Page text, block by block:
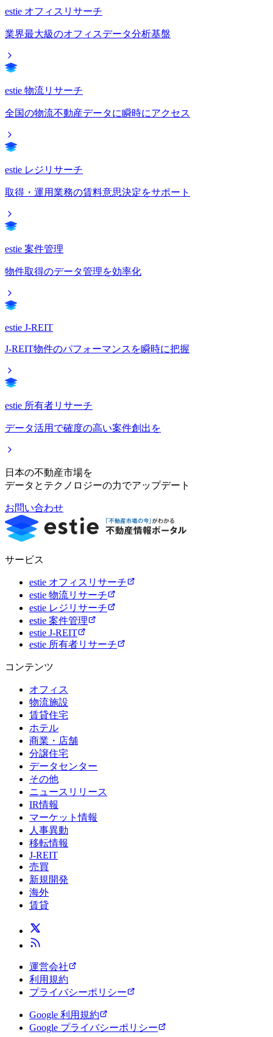
estie オフィスリサーチ
業界最大級のオフィスデータ分析基盤
estie 物流リサーチ
全国の物流不動産データに瞬時にアクセス
estie レジリサーチ
取得・運用業務の賃料意思決定をサポート
estie 案件管理
物件取得のデータ管理を効率化
estie J-REIT
J-REIT物件のパフォーマンスを瞬時に把握
estie 所有者リサーチ
データ活用で確度の高い案件創出を
日本の不動産市場を
データとテクノロジーの力でアップデート
お問い合わせ
サービス
estie オフィスリサーチ
estie 物流リサーチ
estie レジリサーチ
estie 案件管理
estie J-REIT
estie 所有者リサーチ
コンテンツ
オフィス
物流施設
賃貸住宅
ホテル
商業・店舗
分譲住宅
データセンター
その他
ニュースリリース
IR情報
マーケット情報
人事異動
移転情報
J-REIT
売買
新規開発
海外
賃貸
運営会社
利用規約
プライバシーポリシー
Google 利用規約
Google プライバシーポリシー